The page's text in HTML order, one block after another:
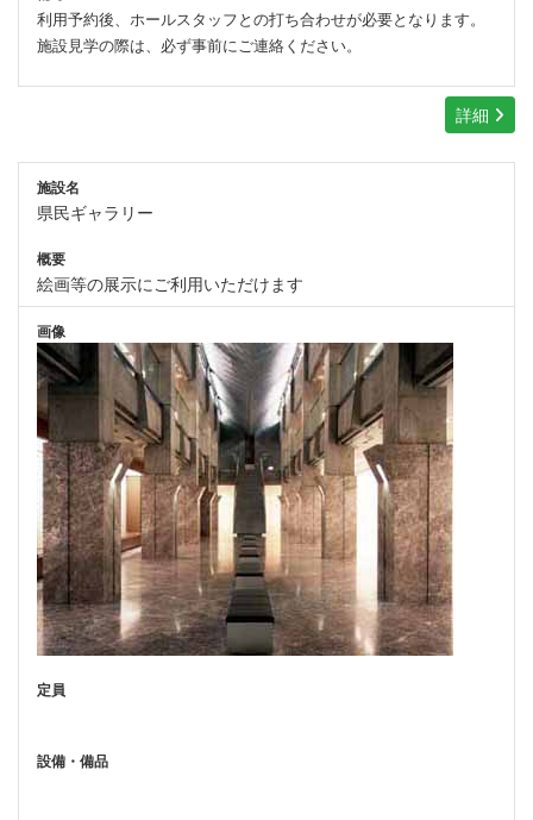
利用予約後、ホールスタッフとの打ち合わせが必要となります。
施設見学の際は、必ず事前にご連絡ください。
詳細
施設名
県民ギャラリー
概要
絵画等の展示にご利用いただけます
画像
定員
設備・備品